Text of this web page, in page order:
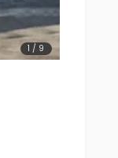
1 / 9